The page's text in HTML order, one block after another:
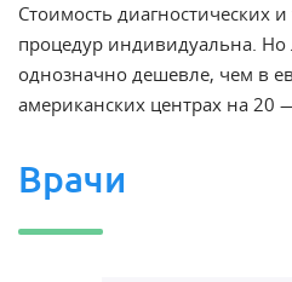
Стоимость диагностических
процедур индивидуальна. Но
однозначно дешевле, чем в
американских центрах на 20
Врачи